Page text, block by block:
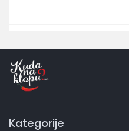
Kategorije